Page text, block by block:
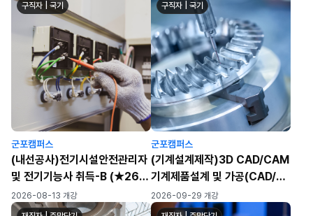
구직자 | 국기
군포캠퍼스
(내선공사)전기시설안전관리자
및 전기기능사 취득-B (★26년
4회차 필기/실기 대비)
2026-08-13 개강
구직자 | 국기
군포캠퍼스
(기계설계제작)3D CAD/CAM
기계제품설계 및 가공(CAD/마
스터캠/3D모델
링/MCT/CNC)
2026-09-29 개강